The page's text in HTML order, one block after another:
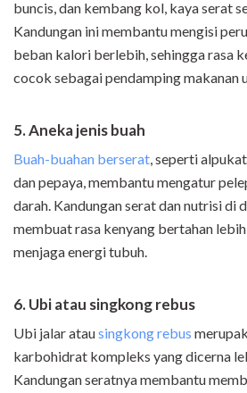
buncis, dan kembang kol, kaya serat
Kandungan ini membantu mengisi
beban kalori berlebih, sehingga rasa
cocok sebagai pendamping makanan
5. Aneka jenis buah
Buah-buahan berserat, seperti
dan pepaya, membantu mengatur
darah. Kandungan serat dan nutrisi di
membuat rasa kenyang bertahan
menjaga energi tubuh.
6. Ubi atau singkong rebus
Ubi jalar atausingkong rebus
karbohidrat kompleks yang dicerna
Kandungan seratnya membantu